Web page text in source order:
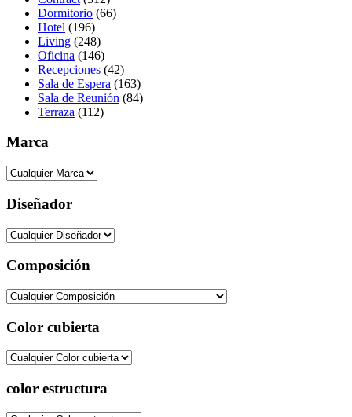
Dormitorio (66)
Hotel (196)
Living (248)
Oficina (146)
Recepciones (42)
Sala de Espera (163)
Sala de Reunión (84)
Terraza (112)
Marca
Diseñador
Composición
Color cubierta
color estructura